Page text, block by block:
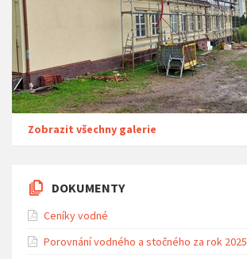
Zobrazit všechny galerie
DOKUMENTY
Ceníky vodné
Porovnání vodného a stočného za rok 2025